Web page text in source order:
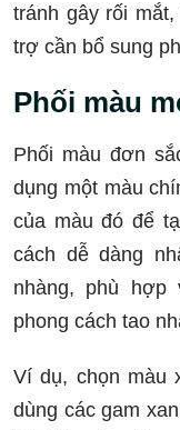
tránh gây rối
trợ cần bổ sung
Phối màu
Phối màu đơn
dụng một màu
của màu đó để
cách dễ dàng
nhàng, phù hợp
phong cách tao
Ví dụ, chọn màu
dùng các gam